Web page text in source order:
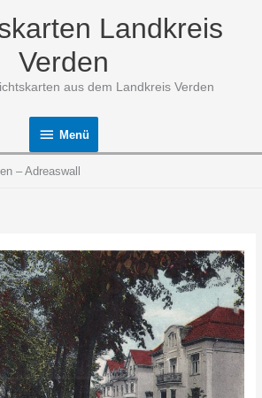
Landkreis
Verden
aus dem Landkreis Verden
Menü
Menü
– Adreaswall